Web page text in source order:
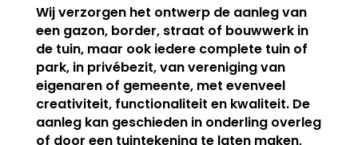
Wij verzorgen het ontwerp de aanleg van
een gazon, border, straat of bouwwerk in
de tuin, maar ook iedere complete tuin of
park, in privébezit, van vereniging van
eigenaren of gemeente, met evenveel
creativiteit, functionaliteit en kwaliteit. De
aanleg kan geschieden in onderling overleg
of door een tuintekening te laten maken,